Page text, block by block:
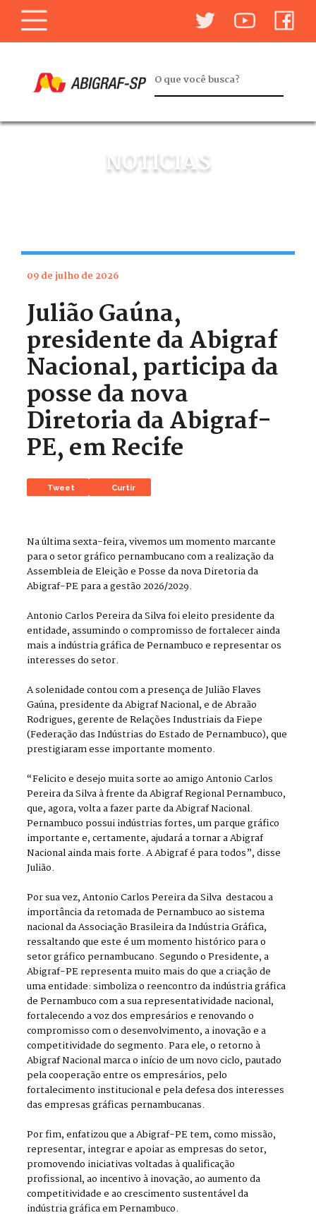
NOTÍCIAS
09 de julho de 2026
Julião Gaúna,
presidente da Abigraf
Nacional, participa da
posse da nova
Diretoria da Abigraf-
PE, em Recife
Tweet Curtir
Na última sexta-feira, vivemos um momento marcante
para o setor gráfico pernambucano com a realização da
Assembleia de Eleição e Posse da nova Diretoria da
Abigraf-PE para a gestão 2026/2029.
Antonio Carlos Pereira da Silva foi eleito presidente da
entidade, assumindo o compromisso de fortalecer ainda
mais a indústria gráfica de Pernambuco e representar os
interesses do setor.
A solenidade contou com a presença de Julião Flaves
Gaúna, presidente da Abigraf Nacional, e de Abraão
Rodrigues, gerente de Relações Industriais da Fiepe
(Federação das Indústrias do Estado de Pernambuco), que
prestigiaram esse importante momento.
“Felicito e desejo muita sorte ao amigo Antonio Carlos
Pereira da Silva à frente da Abigraf Regional Pernambuco,
que, agora, volta a fazer parte da Abigraf Nacional.
Pernambuco possui indústrias fortes, um parque gráfico
importante e, certamente, ajudará a tornar a Abigraf
Nacional ainda mais forte. A Abigraf é para todos”, disse
Julião.
Por sua vez, Antonio Carlos Pereira da Silva destacou a
importância da retomada de Pernambuco ao sistema
nacional da Associação Brasileira da Indústria Gráfica,
ressaltando que este é um momento histórico para o
setor gráfico pernambucano. Segundo o Presidente, a
Abigraf-PE representa muito mais do que a criação de
uma entidade: simboliza o reencontro da indústria gráfica
de Pernambuco com a sua representatividade nacional,
fortalecendo a voz dos empresários e renovando o
compromisso com o desenvolvimento, a inovação e a
competitividade do segmento. Para ele, o retorno à
Abigraf Nacional marca o início de um novo ciclo, pautado
pela cooperação entre os empresários, pelo
fortalecimento institucional e pela defesa dos interesses
das empresas gráficas pernambucanas.
Por fim, enfatizou que a Abigraf-PE tem, como missão,
representar, integrar e apoiar as empresas do setor,
promovendo iniciativas voltadas à qualificação
profissional, ao incentivo à inovação, ao aumento da
competitividade e ao crescimento sustentável da
indústria gráfica em Pernambuco.